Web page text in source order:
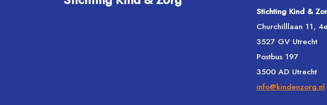
Stichting Kind &
Churchilllaan 11,
3527 GV Utrecht
Postbus 197
3500 AD Utrecht
info@kindenzorg.nl